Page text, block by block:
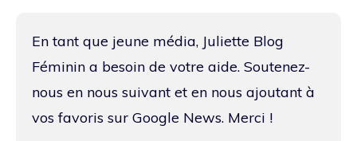
En tant que jeune média, Juliette Blog
Féminin a besoin de votre aide. Soutenez-
nous en nous suivant et en nous ajoutant à
vos favoris sur Google News. Merci !